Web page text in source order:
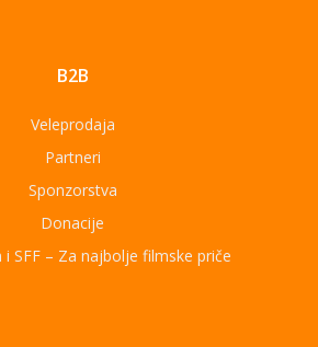
B2B
Veleprodaja
Partneri
Sponzorstva
Donacije
i SFF – Za najbolje filmske priče